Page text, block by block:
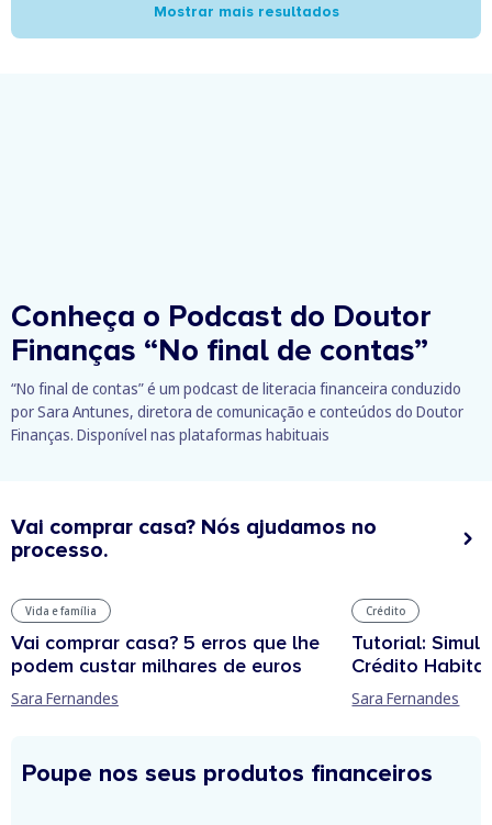
Mostrar mais resultados
Conheça o Podcast do Doutor
Finanças “No final de contas”
“No final de contas” é um podcast de literacia financeira conduzido
por Sara Antunes, diretora de comunicação e conteúdos do Doutor
Finanças. Disponível nas plataformas habituais
Vai comprar casa? Nós ajudamos no
processo.
Vida e família
Vai comprar casa? 5 erros que lhe
podem custar milhares de euros
Sara Fernandes
Crédito
Tutorial:
Crédito
Sara Fernandes
Poupe nos seus produtos financeiros